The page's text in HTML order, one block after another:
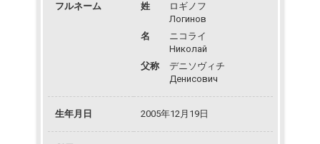
フルネーム 姓
ロギノフ
Логинов
名
ニコライ
Николай
父称
デニソヴィチ
Денисович
生年月日 2005年12月19日